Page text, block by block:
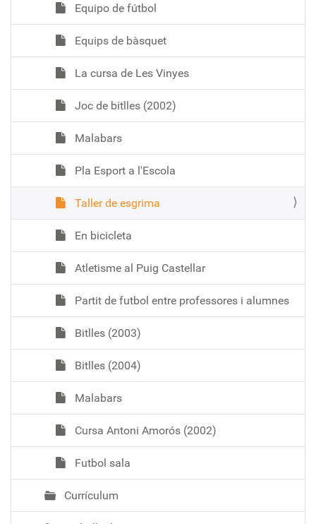
Equipo de fútbol
Equips de bàsquet
La cursa de Les Vinyes
Joc de bitlles (2002)
Malabars
Pla Esport a l'Escola
Taller de esgrima
En bicicleta
Atletisme al Puig Castellar
Partit de futbol entre professores i alumnes
Bitlles (2003)
Bitlles (2004)
Malabars
Cursa Antoni Amorós (2002)
Futbol sala
Currículum